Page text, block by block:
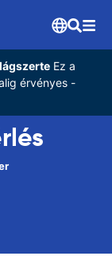
Ez a
érvényes -